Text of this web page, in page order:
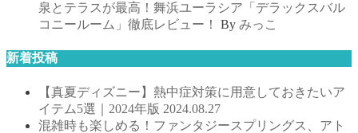
泉とテラスが最高！舞浜ユーラシア「デラックスバル
コニールーム」徹底レビュー！
By みっこ
新着投稿
【真夏ディズニー】熱中症対策に用意しておきたいア
イテム5選｜2024年版 2024.08.27
混雑時も楽しめる！ファンタジースプリングス、アト